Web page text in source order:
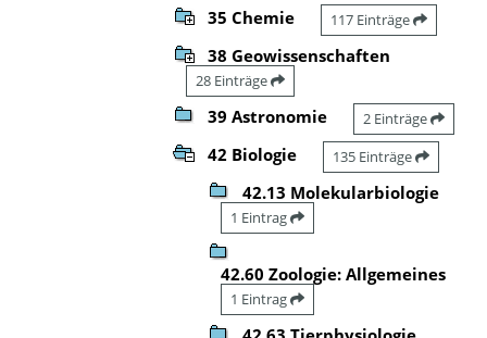
35 Chemie 117 Einträge
38 Geowissenschaften
28 Einträge
39 Astronomie 2 Einträge
42 Biologie 135 Einträge
42.13 Molekularbiologie
1 Eintrag
42.60 Zoologie: Allgemeines
1 Eintrag